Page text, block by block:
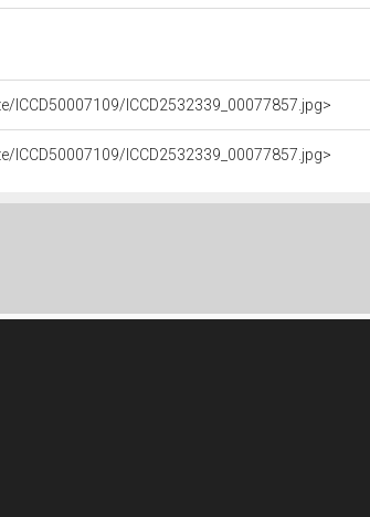
ICCD2532339_00077857.jpg>
ICCD2532339_00077857.jpg>